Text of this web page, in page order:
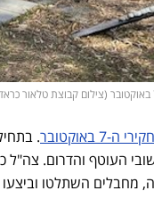
ה-7 באוקטובר
.
העוטף והדרום. צה"ל
השתלטו וביצעו